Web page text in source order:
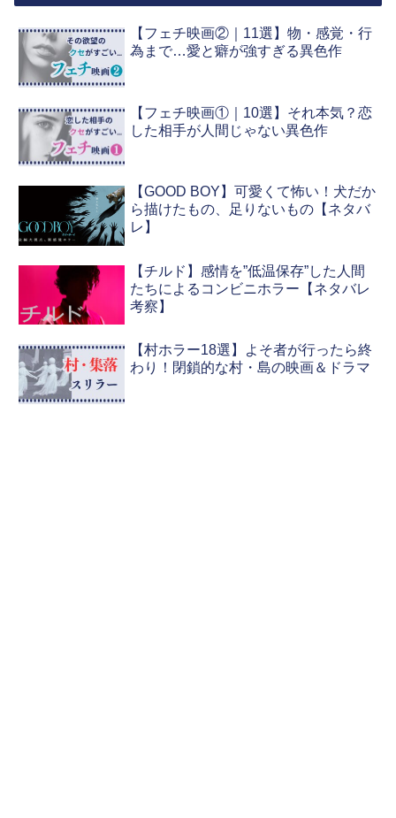
【フェチ映画②｜11選】物・感覚・行
為まで…愛と癖が強すぎる異色作
【フェチ映画①｜10選】それ本気？恋
した相手が人間じゃない異色作
【GOOD BOY】可愛くて怖い！犬だか
ら描けたもの、足りないもの【ネタバ
レ】
【チルド】感情を”低温保存”した人間
たちによるコンビニホラー【ネタバレ
考察】
【村ホラー18選】よそ者が行ったら終
わり！閉鎖的な村・島の映画＆ドラマ